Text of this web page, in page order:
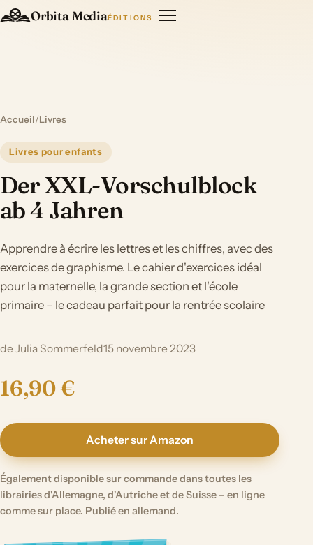
Orbita MediaÉDITIONS
Accueil/Livres
Livres pour enfants
Der XXL-Vorschulblock
ab 4 Jahren
Apprendre à écrire les lettres et les chiffres, avec des
exercices de graphisme. Le cahier d'exercices idéal
pour la maternelle, la grande section et l'école
primaire – le cadeau parfait pour la rentrée scolaire
de Julia Sommerfeld15 novembre 2023
16,90 €
Acheter sur Amazon
Également disponible sur commande dans toutes les
librairies d'Allemagne, d'Autriche et de Suisse – en ligne
comme sur place. Publié en allemand.